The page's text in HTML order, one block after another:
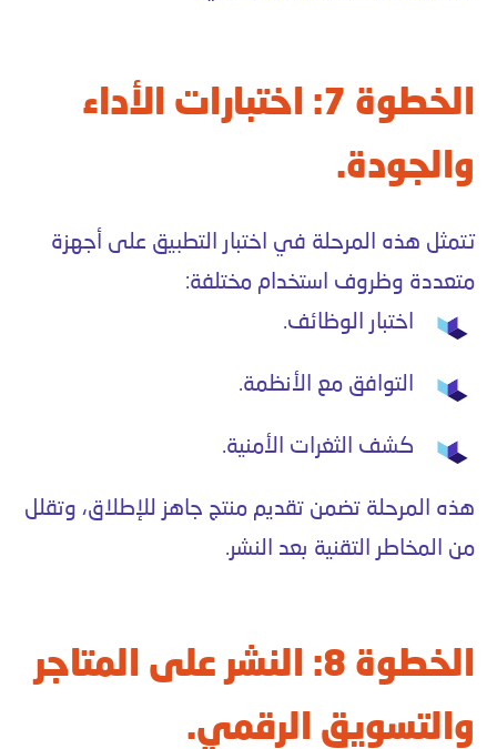
الخطوة 7: اختبارات الأداء
والجودة.
تتمثل هذه المرحلة في اختبار التطبيق على أجهزة
متعددة وظروف استخدام مختلفة:
اختبار الوظائف.
التوافق مع الأنظمة.
كشف الثغرات الأمنية.
هذه المرحلة تضمن تقديم منتج جاهز للإطلاق، وتقلل
من المخاطر التقنية بعد النشر.
الخطوة 8: النشر على المتاجر
والتسويق الرقمي.